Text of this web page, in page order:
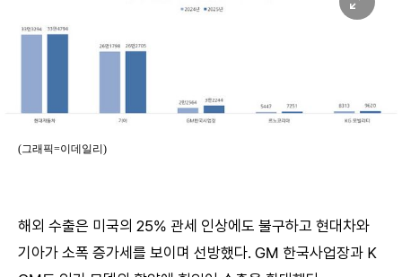
(그래픽=이데일리)
해외 수출은 미국의 25% 관세 인상에도 불구하고 현대차와
기아가 소폭 증가세를 보이며 선방했다. GM 한국사업장과 K